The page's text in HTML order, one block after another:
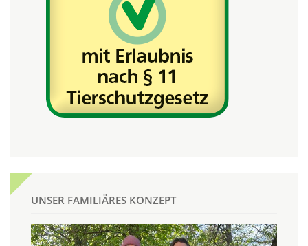
UNSER FAMILIÄRES KONZEPT